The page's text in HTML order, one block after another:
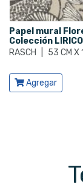
Papel mural
Colección LIRICO
RASCH
53 CM X
Ver producto
Agregar